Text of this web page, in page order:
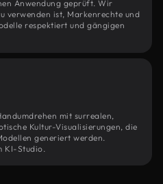
Anwendung geprüft. Wir
verwenden ist, Markenrechte und
respektiert und gängigen
mit surrealen,
Kultur-Visualisierungen, die
generiert werden.
KI-Studio.